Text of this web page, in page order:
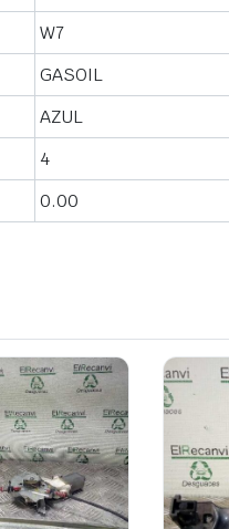
W7
GASOIL
AZUL
4
0.00